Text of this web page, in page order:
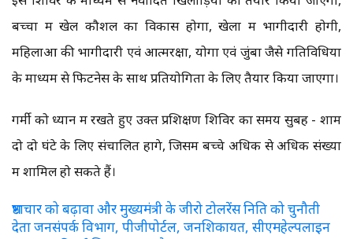
बच्चों में खेल कौशल का विकास होगा, खेलों में भागीदारी होगी,
महिलाओं की भागीदारी एवं आत्मरक्षा, योगा एवं जुंबा जैसे गतिविधियों
के माध्यम से फिटनेस के साथ प्रतियोगिता के लिए तैयार किया जाएगा।
गर्मी को ध्यान में रखते हुए उक्त प्रशिक्षण शिविर का समय सुबह - शाम
दो दो घंटे के लिए संचालित होंगे, जिसमें बच्चे अधिक से अधिक संख्या
में शामिल हो सकते हैं।
भ्रष्टाचार को बढ़ावा और मुख्यमंत्री के जीरो टोलरेंस निति को चुनौती
देता जनसंपर्क विभाग, पीजीपोर्टल, जनशिकायत, सीएमहेल्पलाइन